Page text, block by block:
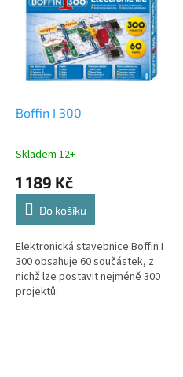
Boffin I 300
Skladem 12+
1 189 Kč
Do košíku
Elektronická stavebnice Boffin I
300 obsahuje 60 součástek, z
nichž lze postavit nejméně 300
projektů.